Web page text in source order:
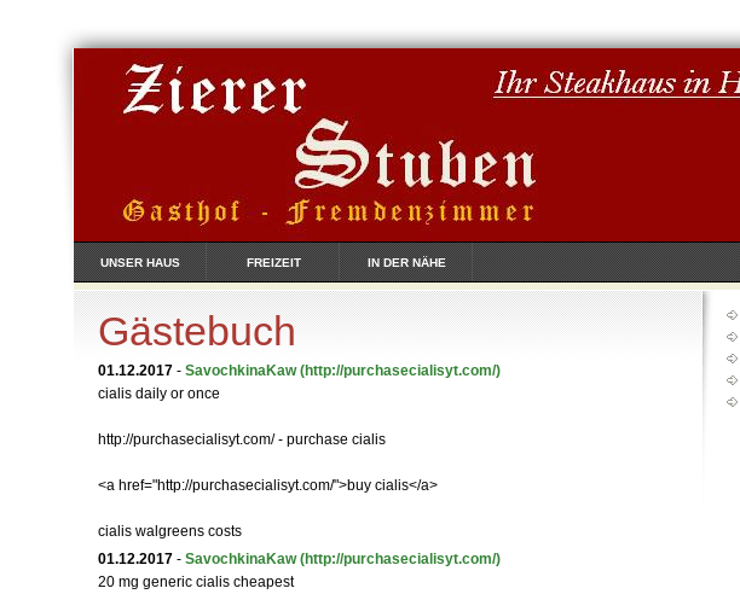
UNSER HAUS FREIZEIT IN DER NÄHE
Gästebuch
01.12.2017 - SavochkinaKaw (http://purchasecialisyt.com/)
cialis daily or once
http://purchasecialisyt.com/ - purchase cialis
<a href="http://purchasecialisyt.com/">buy cialis</a>
cialis walgreens costs
01.12.2017 - SavochkinaKaw (http://purchasecialisyt.com/)
20 mg generic cialis cheapest